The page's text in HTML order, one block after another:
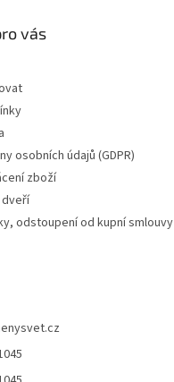
vás
osobních údajů (GDPR)
zboží
odstoupení od kupní smlouvy